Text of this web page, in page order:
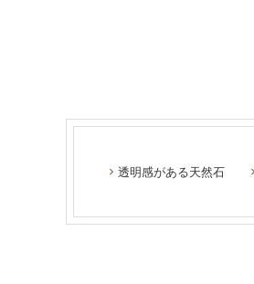
透明感がある天然石